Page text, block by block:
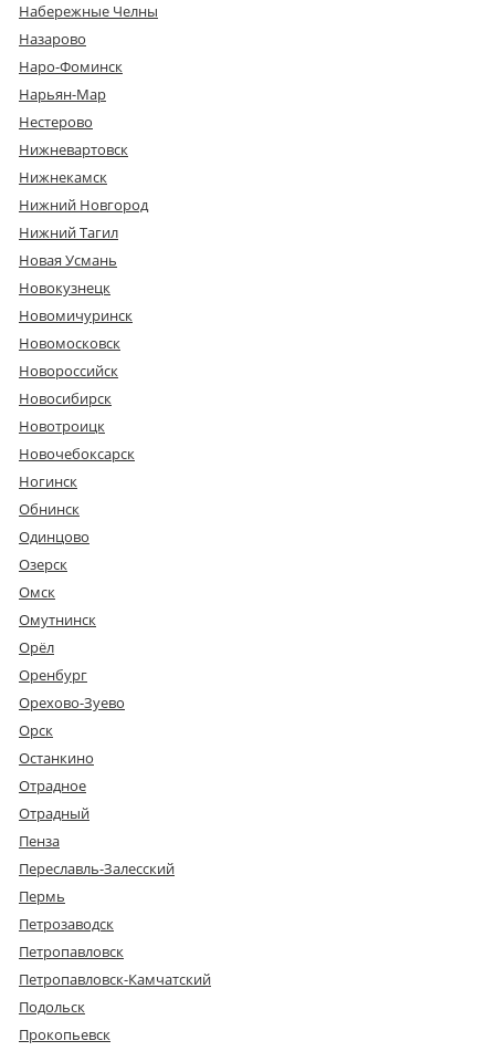
Набережные Челны
Назарово
Наро-Фоминск
Нарьян-Мар
Нестерово
Нижневартовск
Нижнекамск
Нижний Новгород
Нижний Тагил
Новая Усмань
Новокузнецк
Новомичуринск
Новомосковск
Новороссийск
Новосибирск
Новотроицк
Новочебоксарск
Ногинск
Обнинск
Одинцово
Озерск
Омск
Омутнинск
Орёл
Оренбург
Орехово-Зуево
Орск
Останкино
Отрадное
Отрадный
Пенза
Переславль-Залесский
Пермь
Петрозаводск
Петропавловск
Петропавловск-Камчатский
Подольск
Прокопьевск